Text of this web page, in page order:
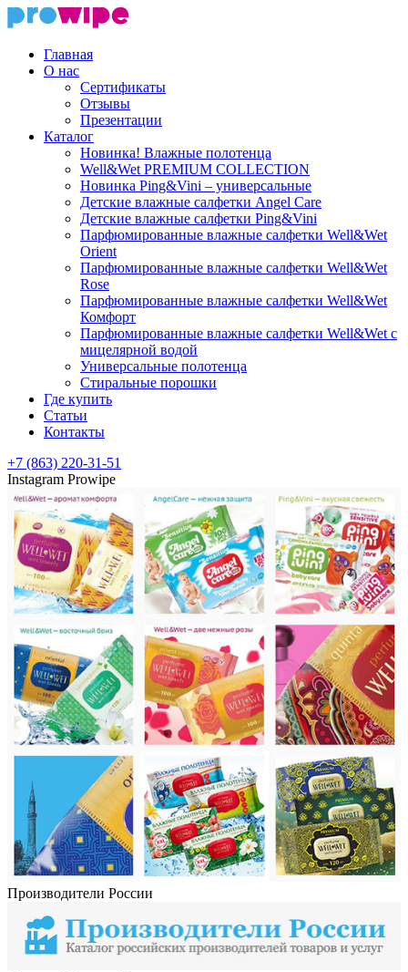
Главная
О нас
Сертификаты
Отзывы
Презентации
Каталог
Новинка! Влажные полотенца
Well&Wet PREMIUM COLLECTION
Новинка Ping&Vini – универсальные
Детские влажные салфетки Angel Care
Детские влажные салфетки Ping&Vini
Парфюмированные влажные салфетки Well&Wet
Orient
Парфюмированные влажные салфетки Well&Wet
Rose
Парфюмированные влажные салфетки Well&Wet
Комфорт
Парфюмированные влажные салфетки Well&Wet с
мицелярной водой
Универсальные полотенца
Стиральные порошки
Где купить
Статьи
Контакты
+7 (863) 220-31-51
Instagram Prowipe
Производители России